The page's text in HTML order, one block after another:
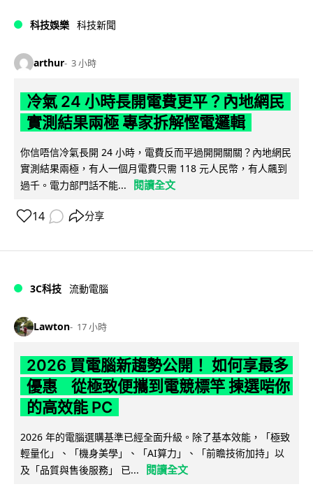
科技娛樂 科技新聞
arthur 3 小時
冷氣 24 小時長開電費更平？內地網民
實測結果兩極 專家拆解慳電邏輯
你信唔信冷氣長開 24 小時，電費反而平過開開關關？內地網民
實測結果兩極，有人一個月電費只需 118 元人民幣，有人飆到
過千。電力部門話不能...
閱讀全文
14 分享
3C科技 流動電腦
Lawton 17 小時
2026 買電腦新趨勢公開！ 如何享最多
優惠 從極致便攜到電競標竿 揀選啱你
的高效能 PC
2026 年的電腦選購基準已經全面升級。除了基本效能，「極致
輕量化」、「機身美學」、「AI算力」、「前瞻技術加持」以
及「品質與售後服務」 已...
閱讀全文